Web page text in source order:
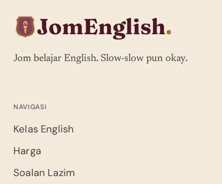
JomEnglish.
Jom belajar English. Slow-slow pun okay.
NAVIGASI
Kelas English
Harga
Soalan Lazim